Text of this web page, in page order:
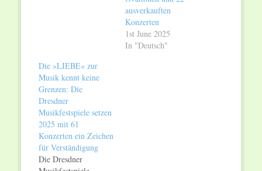
ausverkauften
Konzerten
1st June 2025
In "Deutsch"
Die »LIEBE« zur
Musik kennt keine
Grenzen: Die
Dresdner
Musikfestspiele setzen
2025 mit 61
Konzerten ein Zeichen
für Verständigung
Die Dresdner